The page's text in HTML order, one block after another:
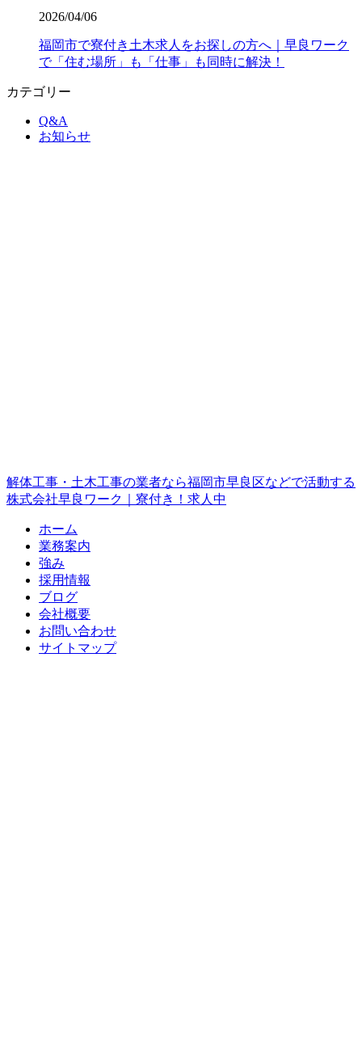
2026/04/06
福岡市で寮付き土木求人をお探しの方へ｜早良ワーク
で「住む場所」も「仕事」も同時に解決！
カテゴリー
Q&A
お知らせ
解体工事・土木工事の業者なら福岡市早良区などで活動する
株式会社早良ワーク｜寮付き！求人中
ホーム
業務案内
強み
採用情報
ブログ
会社概要
お問い合わせ
サイトマップ